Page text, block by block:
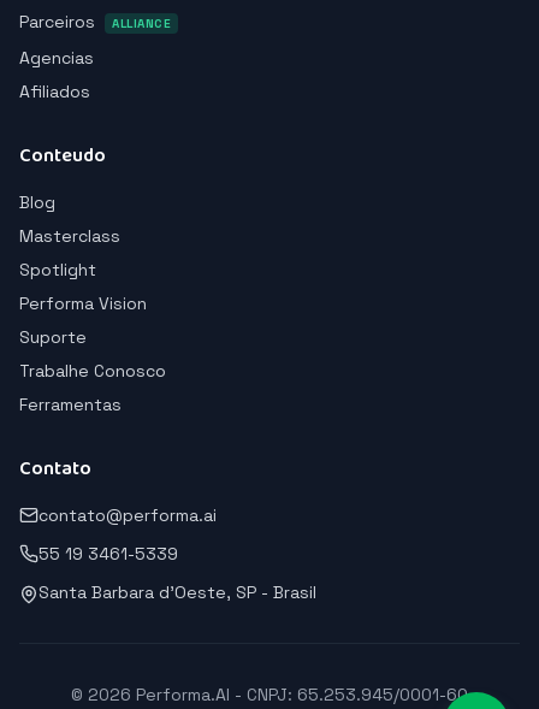
Parceiros
ALLIANCE
Agencias
Afiliados
Conteudo
Blog
Masterclass
Spotlight
Performa Vision
Suporte
Trabalhe Conosco
Ferramentas
Contato
contato@performa.ai
55 19 3461-5339
Santa Barbara d'Oeste, SP - Brasil
© 2026 Performa.AI - CNPJ: 65.253.945/0001-60